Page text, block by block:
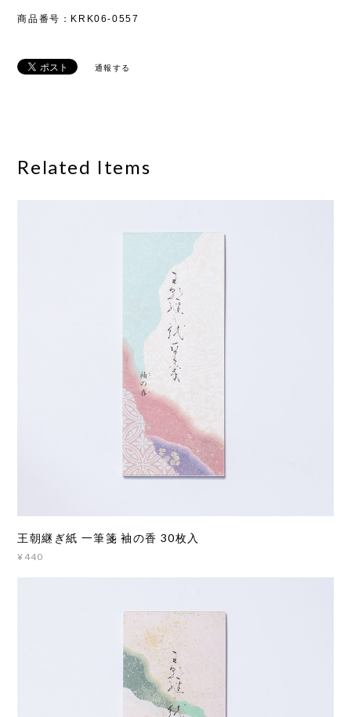
商品番号：KRK06-0557
通報する
Related Items
王朝継ぎ紙 一筆箋 袖の香 30枚入
¥440